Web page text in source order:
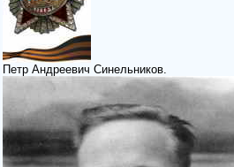
Петр Андреевич Синельников.